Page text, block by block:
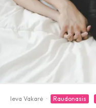
Ieva Vakarė · Raudonasis